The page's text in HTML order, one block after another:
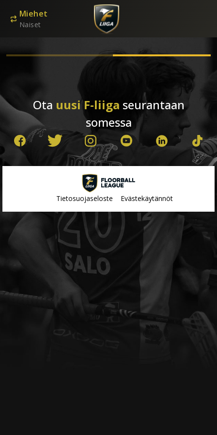
Miehet
Naiset
Ota uusi F-liiga seurantaan
somessa
Tietosuojaseloste Evästekäytännöt